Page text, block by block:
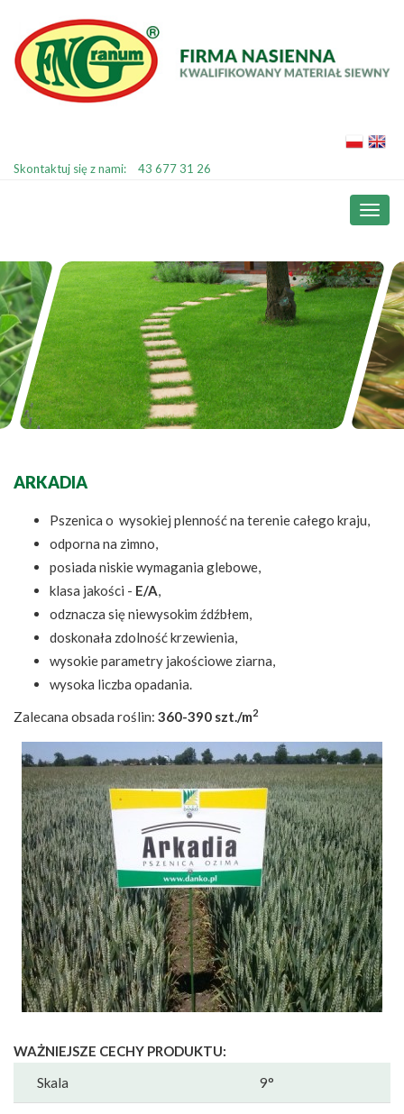
Skontaktuj się z nami: 43 677 31 26
ARKADIA
Pszenica o wysokiej plenność na terenie całego kraju,
odporna na zimno,
posiada niskie wymagania glebowe,
klasa jakości - E/A,
odznacza się niewysokim źdźbłem,
doskonała zdolność krzewienia,
wysokie parametry jakościowe ziarna,
wysoka liczba opadania.
Zalecana obsada roślin: 360-390 szt./m2
WAŻNIEJSZE CECHY PRODUKTU:
Skala
9°